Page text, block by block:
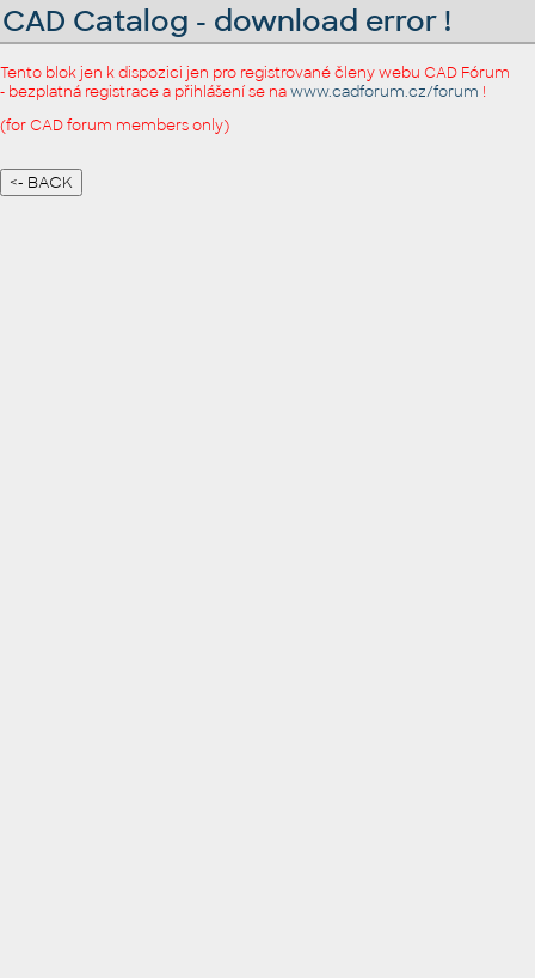
CAD Catalog - download error !
Tento blok jen k dispozici jen pro registrované členy webu CAD Fórum
- bezplatná registrace a přihlášení se nawww.cadforum.cz/forum !
(for CAD forum members only)